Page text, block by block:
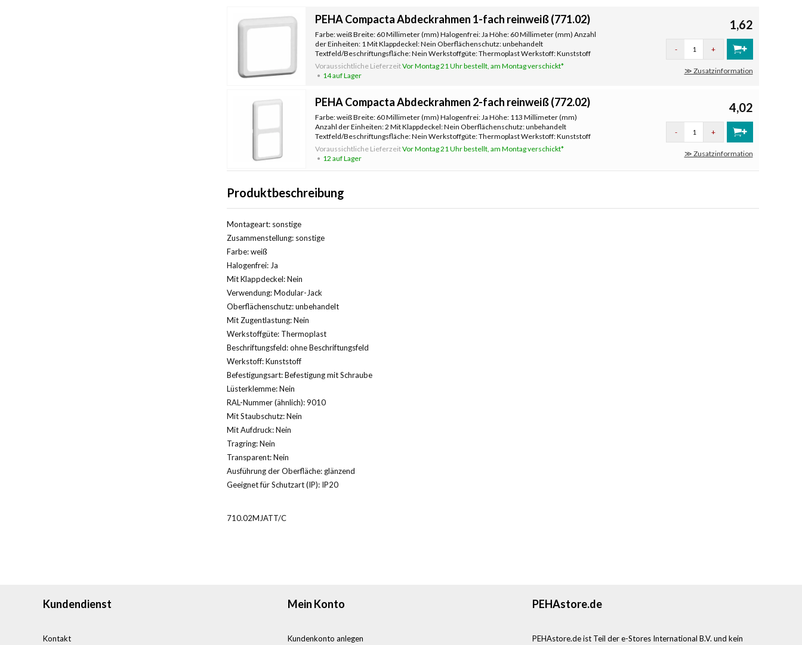
PEHA Compacta Abdeckrahmen 1-fach reinweiß (771.02)
Farbe: weiß Breite: 60 Millimeter (mm) Halogenfrei: Ja Höhe: 60 Millimeter (mm) Anzahl
der Einheiten: 1 Mit Klappdeckel: Nein Oberflächenschutz: unbehandelt
Textfeld/Beschriftungsfläche: Nein Werkstoffgüte: Thermoplast Werkstoff: Kunststoff
Befestig
Voraussichtliche LieferzeitVor Montag 21 Uhr bestellt, am Montag verschickt*
14 auf Lager
1,62
- +
≫ Zusatzinformation
PEHA Compacta Abdeckrahmen 2-fach reinweiß (772.02)
Farbe: weiß Breite: 60 Millimeter (mm) Halogenfrei: Ja Höhe: 113 Millimeter (mm)
Anzahl der Einheiten: 2 Mit Klappdeckel: Nein Oberflächenschutz: unbehandelt
Textfeld/Beschriftungsfläche: Nein Werkstoffgüte: Thermoplast Werkstoff: Kunststoff
Befesti
Voraussichtliche LieferzeitVor Montag 21 Uhr bestellt, am Montag verschickt*
12 auf Lager
4,02
- +
≫ Zusatzinformation
Produktbeschreibung
Montageart: sonstige
Zusammenstellung: sonstige
Farbe: weiß
Halogenfrei: Ja
Mit Klappdeckel: Nein
Verwendung: Modular-Jack
Oberflächenschutz: unbehandelt
Mit Zugentlastung: Nein
Werkstoffgüte: Thermoplast
Beschriftungsfeld: ohne Beschriftungsfeld
Werkstoff: Kunststoff
Befestigungsart: Befestigung mit Schraube
Lüsterklemme: Nein
RAL-Nummer (ähnlich): 9010
Mit Staubschutz: Nein
Mit Aufdruck: Nein
Tragring: Nein
Transparent: Nein
Ausführung der Oberfläche: glänzend
Geeignet für Schutzart (IP): IP20
710.02MJATT/C
Kundendienst
Kontakt
Mein Konto
Kundenkonto anlegen
PEHAstore.de
PEHAstore.de ist Teil der e-Stores International B.V. und kein